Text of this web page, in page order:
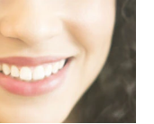
PROMOCIONES
GT (ES)
SUSCRÍBASE